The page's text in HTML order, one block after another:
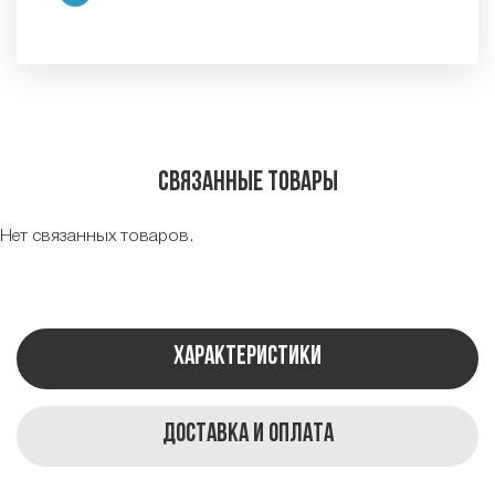
Связанные товары
Нет связанных товаров.
Характеристики
Доставка и оплата